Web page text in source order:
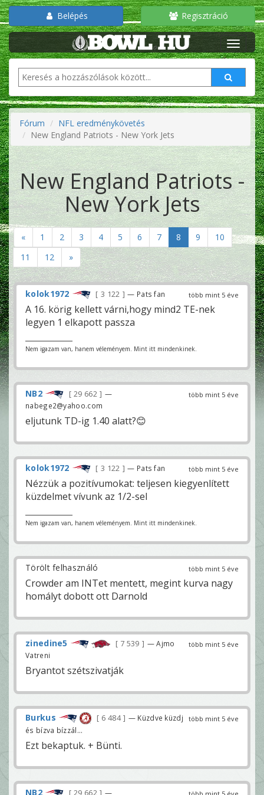
Belépés Regisztráció
Fórum
NFL eredménykövetés
New England Patriots - New York Jets
New England Patriots -
New York Jets
« 1 2 3 4 5 6 7 8 9
10
11
12 »
több mint 5 éve
kolok1972 3 122 — Pats fan
A 16. körig kellett várni,hogy mind2 TE-nek
legyen 1 elkapott passza
Nem igazam van, hanem véleményem. Mint itt mindenkinek.
több mint 5 éve
NB2 29 662
—
nabege2@yahoo.com
eljutunk TD-ig 1.40 alatt?😊
több mint 5 éve
kolok1972 3 122 — Pats fan
Nézzük a pozitívumokat: teljesen kiegyenlített
küzdelmet vívunk az 1/2-sel
Nem igazam van, hanem véleményem. Mint itt mindenkinek.
több mint 5 éve
Törölt felhasználó
Crowder am INTet mentett, megint kurva nagy
homályt dobott ott Darnold
több mint 5 éve
zinedine5 7 539
— Ajmo
Vatreni
Bryantot szétszivatják
több mint 5 éve
Burkus 6 484
— Küzdve küzdj
és bízva bízzál...
Ezt bekaptuk. + Bünti.
NB2
—